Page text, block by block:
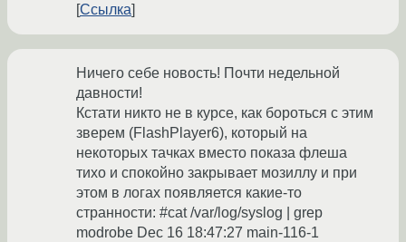
Ссылка
Ничего себе новость! Почти недельной
давности!
Кстати никто не в курсе, как бороться с этим
зверем (FlashPlayer6), который на
некоторых тачках вместо показа флеша
тихо и спокойно закрывает мозиллу и при
этом в логах появляется какие-то
странности: #cat /var/log/syslog | grep
modrobe Dec 16 18:47:27 main-116-1